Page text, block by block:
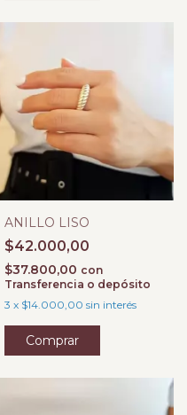
ANILLO LISO
$42.000,00
$37.800,00 con
Transferencia o depósito
3 x $14.000,00 sin interés
Comprar